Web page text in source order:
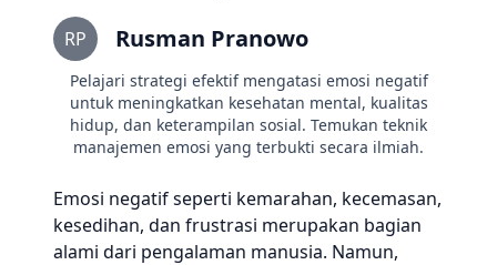
RP Rusman Pranowo
Pelajari strategi efektif mengatasi emosi negatif
untuk meningkatkan kesehatan mental, kualitas
hidup, dan keterampilan sosial. Temukan teknik
manajemen emosi yang terbukti secara ilmiah.
Emosi negatif seperti kemarahan, kecemasan,
kesedihan, dan frustrasi merupakan bagian
alami dari pengalaman manusia. Namun,